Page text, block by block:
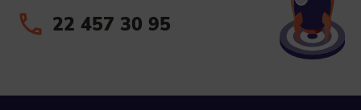
This is data used to personalize your use of our website and to remember choices you make while using our website. For
example, we may use functional cookies to remember your language preferences or to remember your login information,
making it easier for you to use the site.
22 457 30 95